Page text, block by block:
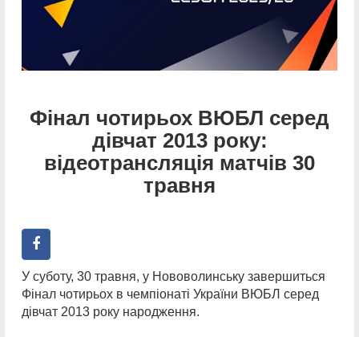
Фінал чотирьох ВЮБЛ серед
дівчат 2013 року:
відеотрансляція матчів 30
травня
У суботу, 30 травня, у Нововолинську завершиться
Фінал чотирьох в чемпіонаті України ВЮБЛ серед
дівчат 2013 року народження.